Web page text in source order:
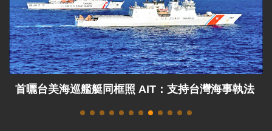
首曬台美海巡艦艇同框照 AIT：支持台灣海事執法